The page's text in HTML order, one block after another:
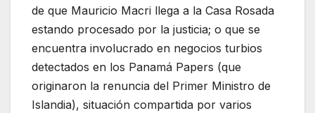
de que Mauricio Macri llega a la Casa Rosada
estando procesado por la justicia; o que se
encuentra involucrado en negocios turbios
detectados en los Panamá Papers (que
originaron la renuncia del Primer Ministro de
Islandia), situación compartida por varios